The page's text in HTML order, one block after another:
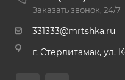
Заказать звонок, 24/7
331333@mrtshka.ru
г. Стерлитамак, ул.